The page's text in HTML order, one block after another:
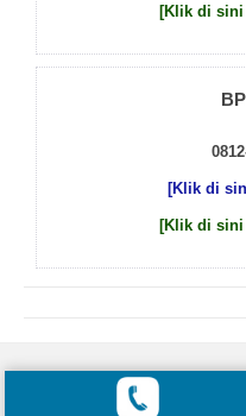
[Klik di sini
[Klik di
[Klik di sini